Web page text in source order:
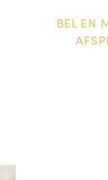
BEL EN